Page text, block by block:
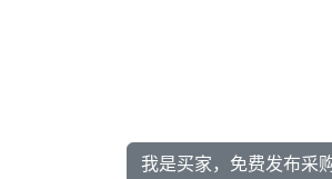
我是买家，免费发布采